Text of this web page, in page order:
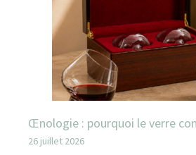
Œnologie : pourquoi le verre
26 juillet 2026